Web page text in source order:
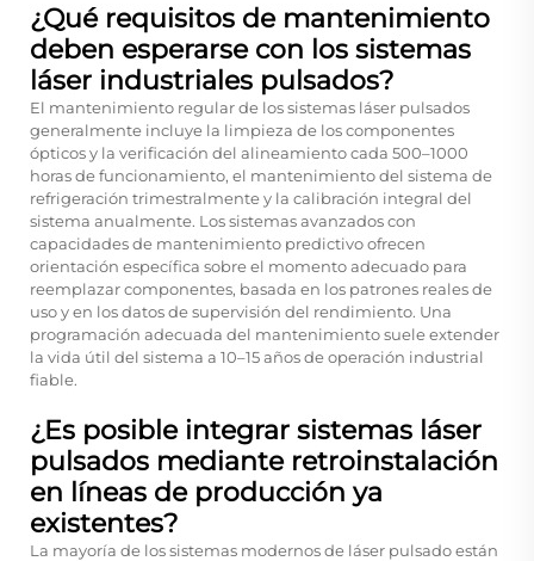
¿Qué requisitos de mantenimiento
deben esperarse con los sistemas
láser industriales pulsados?
El mantenimiento regular de los sistemas láser pulsados
generalmente incluye la limpieza de los componentes
ópticos y la verificación del alineamiento cada 500–1000
horas de funcionamiento, el mantenimiento del sistema de
refrigeración trimestralmente y la calibración integral del
sistema anualmente. Los sistemas avanzados con
capacidades de mantenimiento predictivo ofrecen
orientación específica sobre el momento adecuado para
reemplazar componentes, basada en los patrones reales de
uso y en los datos de supervisión del rendimiento. Una
programación adecuada del mantenimiento suele extender
la vida útil del sistema a 10–15 años de operación industrial
fiable.
¿Es posible integrar sistemas láser
pulsados mediante retroinstalación
en líneas de producción ya
existentes?
La mayoría de los sistemas modernos de láser pulsado están